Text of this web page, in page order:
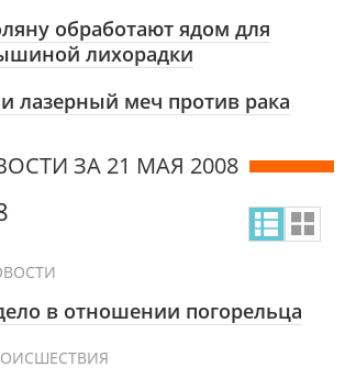
обработают ядом для
лихорадки
лазерный меч против рака
ЗА 21 МАЯ 2008
в отношении погорельца